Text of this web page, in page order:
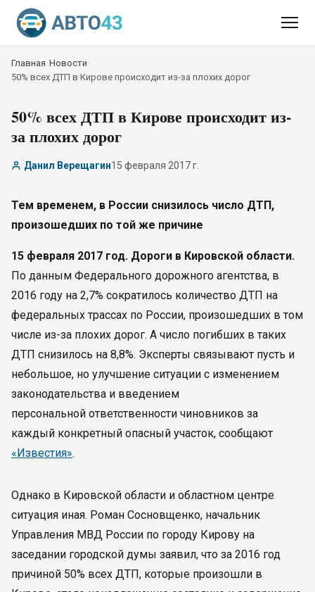
Главная Новости
50% всех ДТП в Кирове происходит из-за плохих дорог
50% всех ДТП в Кирове происходит из-
за плохих дорог
Данил Верещагин15 февраля 2017 г.
Тем временем, в России снизилось число ДТП,
произошедших по той же причине
15 февраля 2017 год. Дороги в Кировской области.
По данным Федерального дорожного агентства, в
2016 году на 2,7% сократилось количество ДТП на
федеральных трассах по России, произошедших в том
числе из-за плохих дорог. А число погибших в таких
ДТП снизилось на 8,8%. Эксперты связывают пусть и
небольшое, но улучшение ситуации с изменением
законодательства и введением
персональной ответственности чиновников за
каждый конкретный опасный участок, сообщают
«Известия».
Однако в Кировской области и областном центре
ситуация иная. Роман Сосновщенко, начальник
Управления МВД России по городу Кирову на
заседании городской думы заявил, что за 2016 год
причиной 50% всех ДТП, которые произошли в